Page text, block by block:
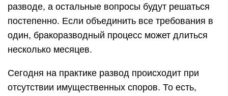
разводе, а остальные вопросы будут решаться
постепенно. Если объединить все требования в
один, бракоразводный процесс может длиться
несколько месяцев.
Сегодня на практике развод происходит при
отсутствии имущественных споров. То есть,